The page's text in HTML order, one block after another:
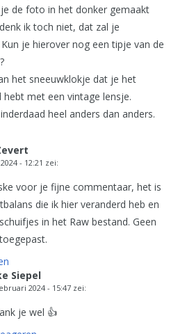
de foto in het donker gemaakt
ik toch niet, dat zal je
je hierover nog een tipje van de
het sneeuwklokje dat je het
met een vintage lensje.
heel anders dan anders.
- 12:21 zei:
voor je fijne commentaar, het is
die ik hier veranderd heb en
in het Raw bestand. Geen
Siepel
2024 - 15:47 zei:
je wel 👍